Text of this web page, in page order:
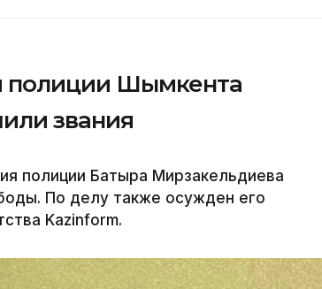
полиции Шымкента
звания
полиции Батыра Мирзакельдиева
По делу также осужден его
Kazinform.